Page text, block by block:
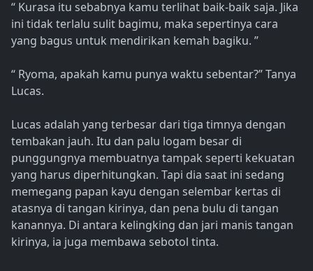
“ Kurasa itu sebabnya kamu terlihat baik-baik saja. Jika
ini tidak terlalu sulit bagimu, maka sepertinya cara
yang bagus untuk mendirikan kemah bagiku. ”
“ Ryoma, apakah kamu punya waktu sebentar?” Tanya
Lucas.
Lucas adalah yang terbesar dari tiga timnya dengan
tembakan jauh. Itu dan palu logam besar di
punggungnya membuatnya tampak seperti kekuatan
yang harus diperhitungkan. Tapi dia saat ini sedang
memegang papan kayu dengan selembar kertas di
atasnya di tangan kirinya, dan pena bulu di tangan
kanannya. Di antara kelingking dan jari manis tangan
kirinya, ia juga membawa sebotol tinta.